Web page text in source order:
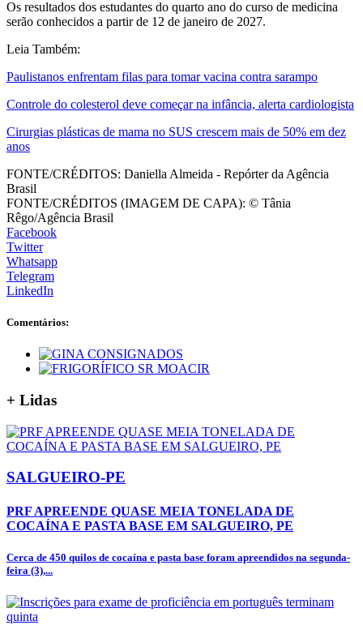
Os resultados dos estudantes do quarto ano do curso de medicina
serão conhecidos a partir de 12 de janeiro de 2027.
Leia Também:
Paulistanos enfrentam filas para tomar vacina contra sarampo
Controle do colesterol deve começar na infância, alerta cardiologista
Cirurgias plásticas de mama no SUS crescem mais de 50% em dez
anos
FONTE/CRÉDITOS: Daniella Almeida - Repórter da Agência
Brasil
FONTE/CRÉDITOS (IMAGEM DE CAPA): © Tânia
Rêgo/Agência Brasil
Facebook
Twitter
Whatsapp
Telegram
LinkedIn
Comentários:
+ Lidas
SALGUEIRO-PE
PRF APREENDE QUASE MEIA TONELADA DE
COCAÍNA E PASTA BASE EM SALGUEIRO, PE
Cerca de 450 quilos de cocaína e pasta base foram apreendidos na segunda-
feira (3),...